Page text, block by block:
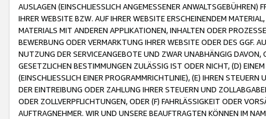
AUSLAGEN (EINSCHLIESSLICH ANGEMESSENER
IHRER WEBSITE BZW. AUF IHRER WEBSITE ERSCHEINENDEM
MATERIALS MIT ANDEREN APPLIKATIONEN, INHALTEN ODER
BEWERBUNG ODER VERMARKTUNG IHRER WEBSITE ODER DES GGF.
NUTZUNG DER SERVICEANGEBOTE UND ZWAR UNABHÄNGIG
GESETZLICHEN BESTIMMUNGEN ZULÄSSIG IST ODER NICHT, (D)
(EINSCHLIESSLICH EINER PROGRAMMRICHTLINIE), (E) IHREN
DER EINTREIBUNG ODER ZAHLUNG IHRER STEUERN UND
ODER ZOLLVERPFLICHTUNGEN, ODER (F) FAHRLÄSSIGKEIT ODER
AUFTRAGNEHMER. WIR UND UNSERE BEAUFTRAGTEN KÖNNEN IM